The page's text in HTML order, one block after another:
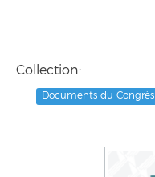
Collection:
Documents du Congrès